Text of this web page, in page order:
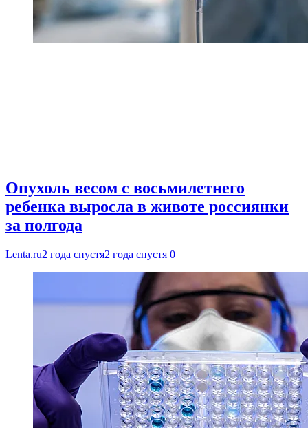
Опухоль весом с восьмилетнего
ребенка выросла в животе россиянки
за полгода
Lenta.ru2 года спустя2 года спустя 0